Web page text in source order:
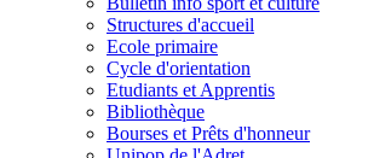
Structures d'accueil
Ecole primaire
Cycle d'orientation
Etudiants et Apprentis
Bibliothèque
Bourses et Prêts d'honneur